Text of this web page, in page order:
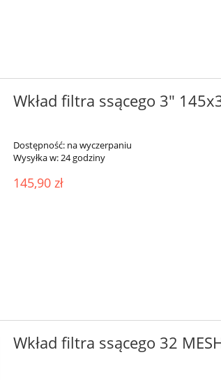
Wkład filtra ssącego 3"
Dostępność: na wyczerpaniu
Wysyłka w:24 godziny
145,90 zł
Wkład filtra ssącego 32